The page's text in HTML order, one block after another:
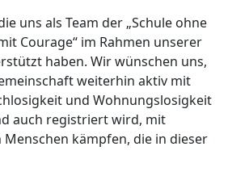
uns als Team der „Schule ohne
Courage“ im Rahmen unserer
haben. Wir wünschen uns,
weiterhin aktiv mit
und Wohnungslosigkeit
auch registriert wird, mit
kämpfen, die in dieser